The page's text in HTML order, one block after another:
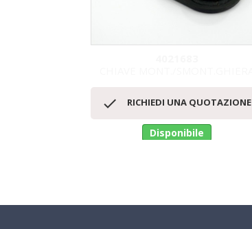
Anteprima
 RICHIEDI UNA QUOTAZIONE
Disponibile